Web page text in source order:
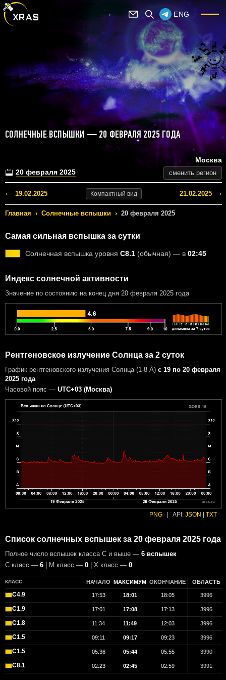
ENG
СОЛНЕЧНЫЕ ВСПЫШКИ — 20 ФЕВРАЛЯ 2025 ГОДА
20 февраля 2025
Москва
сменить регион
19.02.2025 Компактный вид 21.02.2025
Главная › Солнечные вспышки › 20 февраля 2025
Самая сильная вспышка за сутки
Солнечная вспышка уровня C8.1 (обычная) — в 02:45
Индекс солнечной активности
Значение по состоянию на конец дня 20 февраля 2025 года
Рентгеновское излучение Солнца за 2 суток
График рентгеновского излучения Солнца (1-8 Å) с 19 по 20 февраля
2025 года
Часовой пояс — UTC+03 (Москва)
PNG API: JSON TXT
Список солнечных вспышек за 20 февраля 2025 года
Полное число вспышек класса C и выше — 6 вспышек
С класс — 6 | М класс — 0 | X класс — 0
КЛАСС НАЧАЛО МАКСИМУМ ОКОНЧАНИЕ ОБЛАСТЬ
C4.9 17:53 18:01 18:05 3996
C1.9 17:01 17:08 17:13 3996
C1.8 11:34 11:49 12:03 3996
C1.5 09:11 09:17 09:23 3996
C1.5 05:36 05:44 05:55 3990
C8.1 02:23 02:45 02:59 3991